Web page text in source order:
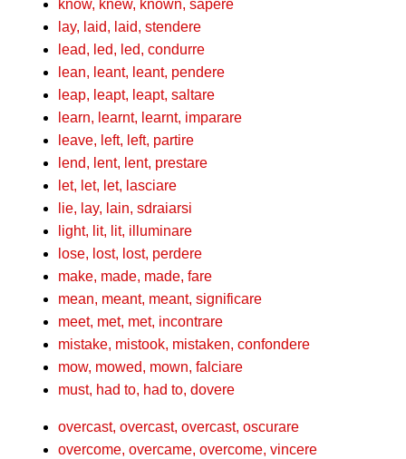
know, knew, known, sapere
lay, laid, laid, stendere
lead, led, led, condurre
lean, leant, leant, pendere
leap, leapt, leapt, saltare
learn, learnt, learnt, imparare
leave, left, left, partire
lend, lent, lent, prestare
let, let, let, lasciare
lie, lay, lain, sdraiarsi
light, lit, lit, illuminare
lose, lost, lost, perdere
make, made, made, fare
mean, meant, meant, significare
meet, met, met, incontrare
mistake, mistook, mistaken, confondere
mow, mowed, mown, falciare
must, had to, had to, dovere
overcast, overcast, overcast, oscurare
overcome, overcame, overcome, vincere